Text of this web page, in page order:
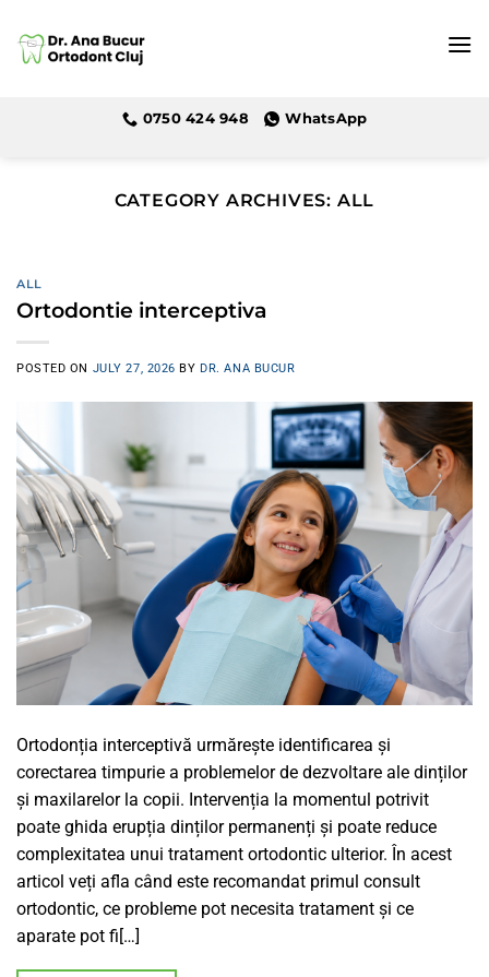
content
0750 424 948 WhatsApp
CATEGORY ARCHIVES: ALL
ALL
Ortodontie interceptiva
POSTED ON JULY 27, 2026 BYDR. ANA BUCUR
Ortodonția interceptivă urmărește identificarea și
corectarea timpurie a problemelor de dezvoltare ale dinților
și maxilarelor la copii. Intervenția la momentul potrivit
poate ghida erupția dinților permanenți și poate reduce
complexitatea unui tratament ortodontic ulterior. În acest
articol veți afla când este recomandat primul consult
ortodontic, ce probleme pot necesita tratament și ce
aparate pot fi[…]